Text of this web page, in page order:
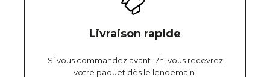
Livraison rapide
Si vous commandez avant 17h, vous recevrez
votre paquet dès le lendemain.